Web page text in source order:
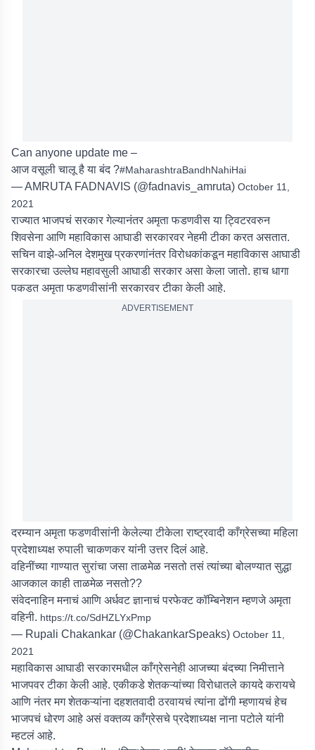
Can anyone update me –
आज वसूली चालू है या बंद ?#MaharashtraBandhNahiHai
— AMRUTA FADNAVIS (@fadnavis_amruta) October 11,
2021
राज्यात भाजपचं सरकार गेल्यानंतर अमृता फडणवीस या ट्विटरवरुन
शिवसेना आणि महाविकास आघाडी सरकारवर नेहमी टीका करत असतात.
सचिन वाझे-अनिल देशमुख प्रकरणांनंतर विरोधकांकडून महाविकास आघाडी
सरकारचा उल्लेघ महावसुली आघाडी सरकार असा केला जातो. हाच धागा
पकडत अमृता फडणवीसांनी सरकारवर टीका केली आहे.
ADVERTISEMENT
दरम्यान अमृता फडणवीसांनी केलेल्या टीकेला राष्ट्रवादी काँग्रेसच्या महिला
प्रदेशाध्यक्ष रुपाली चाकणकर यांनी उत्तर दिलं आहे.
वहिनींच्या गाण्यात सुरांचा जसा ताळमेळ नसतो तसं त्यांच्या बोलण्यात सुद्धा
आजकाल काही ताळमेळ नसतो??
संवेदनाहिन मनाचं आणि अर्धवट ज्ञानाचं परफेक्ट कॉम्बिनेशन म्हणजे अमृता
वहिनी. https://t.co/SdHZLYxPmp
— Rupali Chakankar (@ChakankarSpeaks) October 11,
2021
महाविकास आघाडी सरकारमधील काँग्रेसनेही आजच्या बंदच्या निमीत्ताने
भाजपवर टीका केली आहे. एकीकडे शेतकऱ्यांच्या विरोधातले कायदे करायचे
आणि नंतर मग शेतकऱ्यांना दहशतवादी ठरवायचं त्यांना ढोंगी म्हणायचं हेच
भाजपचं धोरण आहे असं वक्तव्य काँग्रेसचे प्रदेशाध्यक्ष नाना पटोले यांनी
म्हटलं आहे.